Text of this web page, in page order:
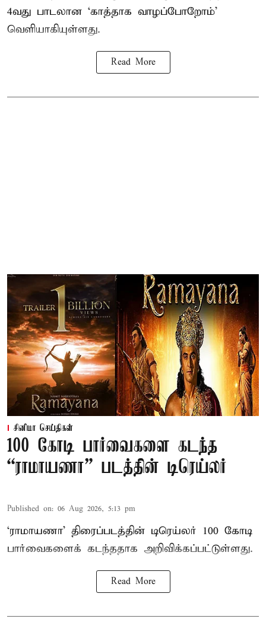
4வது பாடலான ‘காத்தாக வாழப்போறோம்’
வெளியாகியுள்ளது.
Read More
சினிமா செய்திகள்
100 கோடி பார்வைகளை கடந்த
“ராமாயணா” படத்தின் டிரெய்லர்
Published on: 06 Aug 2026, 5:13 pm
‘ராமாயணா’ திரைப்படத்தின் டிரெய்லர் 100 கோடி
பார்வைகளைக் கடந்ததாக அறிவிக்கப்பட்டுள்ளது.
Read More